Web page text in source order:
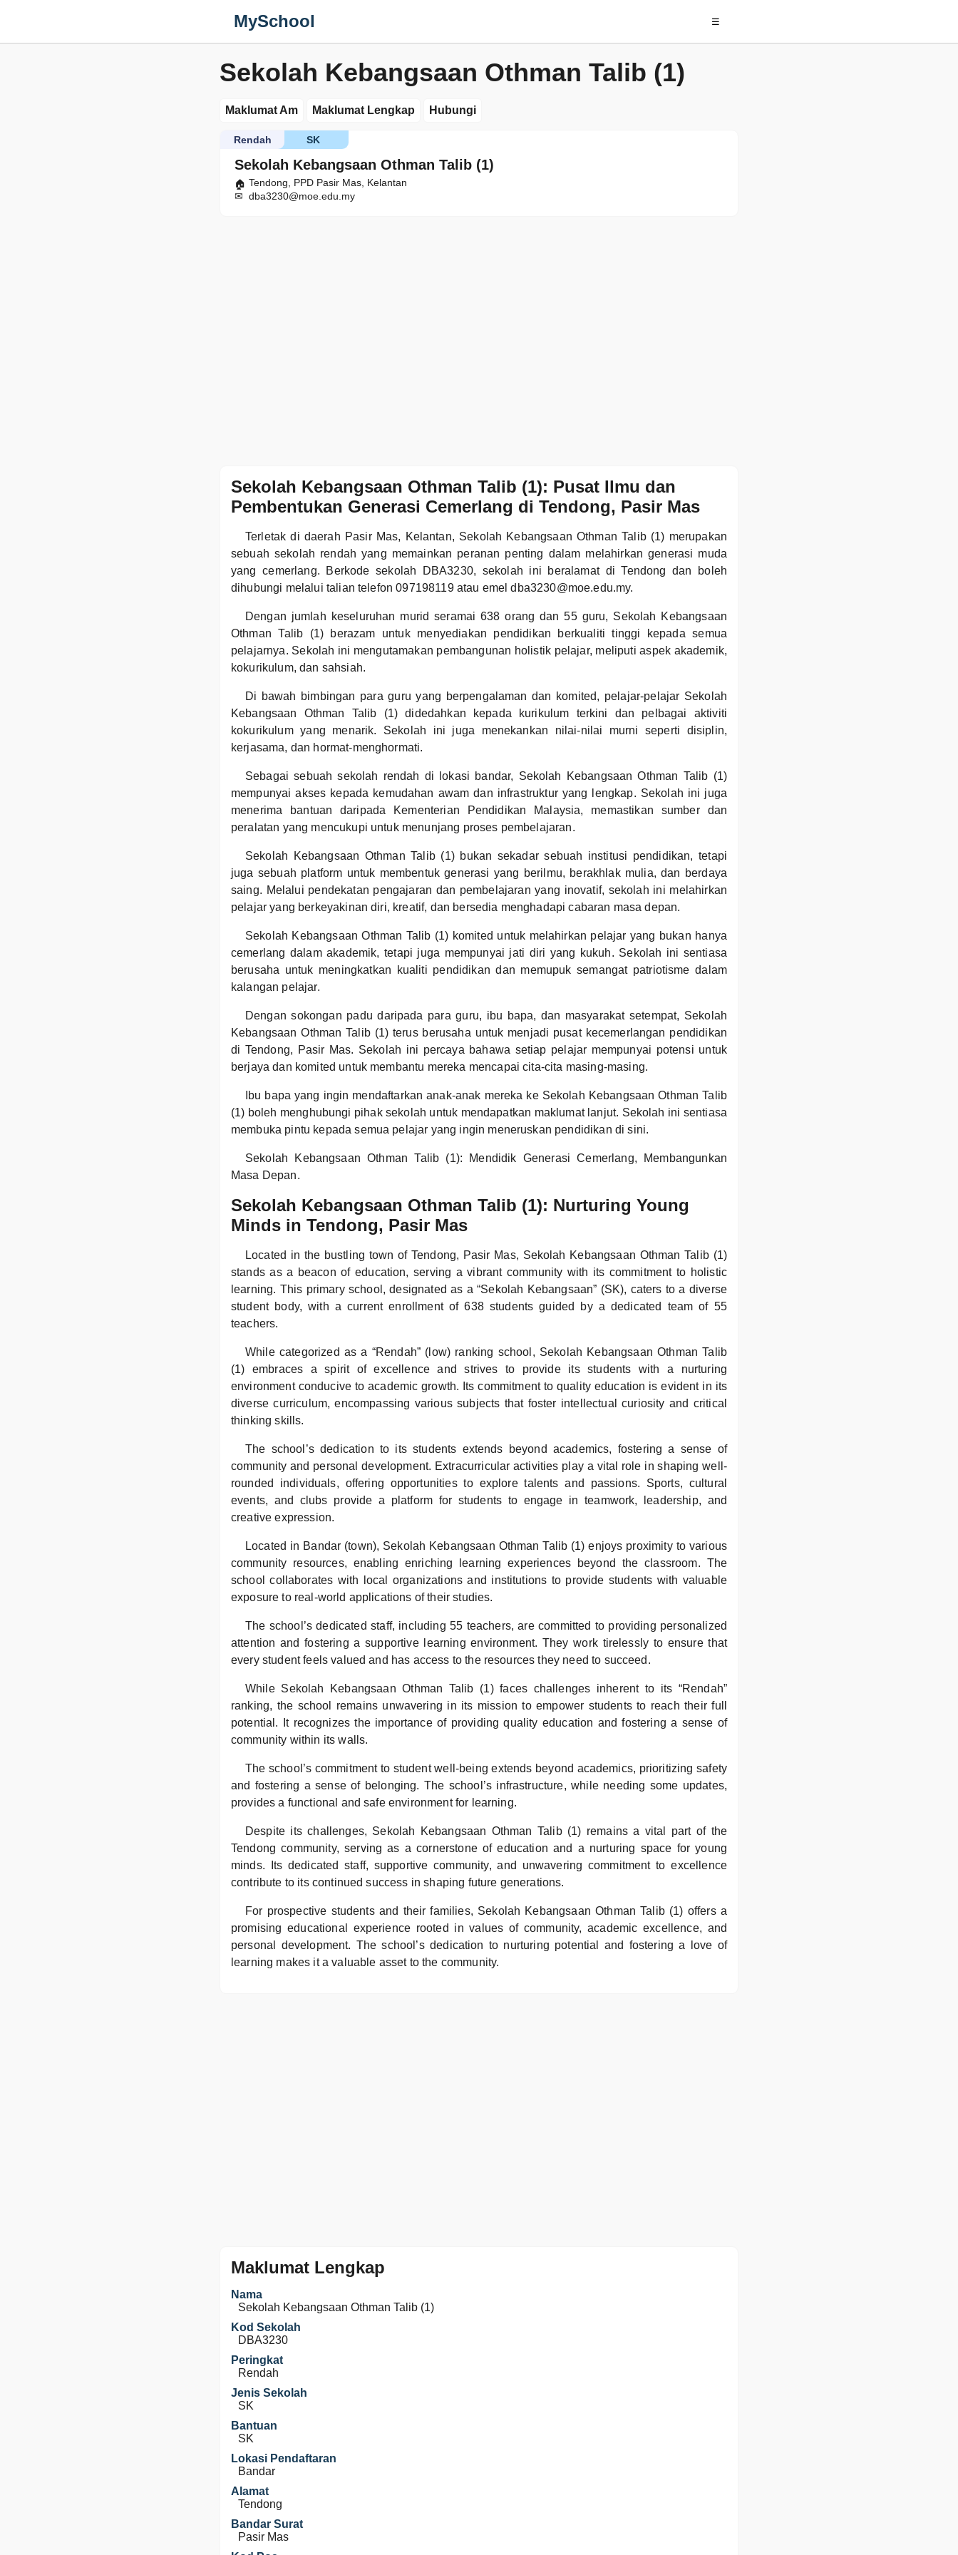
MySchool ☰
Sekolah Kebangsaan Othman Talib (1)
Maklumat Am Maklumat Lengkap Hubungi
Sekolah Kebangsaan Othman Talib (1)
SK
Rendah
Tendong, PPD Pasir Mas, Kelantan
dba3230@moe.edu.my
Sekolah Kebangsaan Othman Talib (1): Pusat Ilmu dan
Pembentukan Generasi Cemerlang di Tendong, Pasir Mas
Terletak di daerah Pasir Mas, Kelantan, Sekolah Kebangsaan Othman Talib (1) merupakan
sebuah sekolah rendah yang memainkan peranan penting dalam melahirkan generasi muda
yang cemerlang. Berkode sekolah DBA3230, sekolah ini beralamat di Tendong dan boleh
dihubungi melalui talian telefon 097198119 atau emel dba3230@moe.edu.my.
Dengan jumlah keseluruhan murid seramai 638 orang dan 55 guru, Sekolah Kebangsaan
Othman Talib (1) berazam untuk menyediakan pendidikan berkualiti tinggi kepada semua
pelajarnya. Sekolah ini mengutamakan pembangunan holistik pelajar, meliputi aspek akademik,
kokurikulum, dan sahsiah.
Di bawah bimbingan para guru yang berpengalaman dan komited, pelajar-pelajar Sekolah
Kebangsaan Othman Talib (1) didedahkan kepada kurikulum terkini dan pelbagai aktiviti
kokurikulum yang menarik. Sekolah ini juga menekankan nilai-nilai murni seperti disiplin,
kerjasama, dan hormat-menghormati.
Sebagai sebuah sekolah rendah di lokasi bandar, Sekolah Kebangsaan Othman Talib (1)
mempunyai akses kepada kemudahan awam dan infrastruktur yang lengkap. Sekolah ini juga
menerima bantuan daripada Kementerian Pendidikan Malaysia, memastikan sumber dan
peralatan yang mencukupi untuk menunjang proses pembelajaran.
Sekolah Kebangsaan Othman Talib (1) bukan sekadar sebuah institusi pendidikan, tetapi
juga sebuah platform untuk membentuk generasi yang berilmu, berakhlak mulia, dan berdaya
saing. Melalui pendekatan pengajaran dan pembelajaran yang inovatif, sekolah ini melahirkan
pelajar yang berkeyakinan diri, kreatif, dan bersedia menghadapi cabaran masa depan.
Sekolah Kebangsaan Othman Talib (1) komited untuk melahirkan pelajar yang bukan hanya
cemerlang dalam akademik, tetapi juga mempunyai jati diri yang kukuh. Sekolah ini sentiasa
berusaha untuk meningkatkan kualiti pendidikan dan memupuk semangat patriotisme dalam
kalangan pelajar.
Dengan sokongan padu daripada para guru, ibu bapa, dan masyarakat setempat, Sekolah
Kebangsaan Othman Talib (1) terus berusaha untuk menjadi pusat kecemerlangan pendidikan
di Tendong, Pasir Mas. Sekolah ini percaya bahawa setiap pelajar mempunyai potensi untuk
berjaya dan komited untuk membantu mereka mencapai cita-cita masing-masing.
Ibu bapa yang ingin mendaftarkan anak-anak mereka ke Sekolah Kebangsaan Othman Talib
(1) boleh menghubungi pihak sekolah untuk mendapatkan maklumat lanjut. Sekolah ini sentiasa
membuka pintu kepada semua pelajar yang ingin meneruskan pendidikan di sini.
Sekolah Kebangsaan Othman Talib (1): Mendidik Generasi Cemerlang, Membangunkan
Masa Depan.
Sekolah Kebangsaan Othman Talib (1): Nurturing Young
Minds in Tendong, Pasir Mas
Located in the bustling town of Tendong, Pasir Mas, Sekolah Kebangsaan Othman Talib (1)
stands as a beacon of education, serving a vibrant community with its commitment to holistic
learning. This primary school, designated as a “Sekolah Kebangsaan” (SK), caters to a diverse
student body, with a current enrollment of 638 students guided by a dedicated team of 55
teachers.
While categorized as a “Rendah” (low) ranking school, Sekolah Kebangsaan Othman Talib
(1) embraces a spirit of excellence and strives to provide its students with a nurturing
environment conducive to academic growth. Its commitment to quality education is evident in its
diverse curriculum, encompassing various subjects that foster intellectual curiosity and critical
thinking skills.
The school’s dedication to its students extends beyond academics, fostering a sense of
community and personal development. Extracurricular activities play a vital role in shaping well-
rounded individuals, offering opportunities to explore talents and passions. Sports, cultural
events, and clubs provide a platform for students to engage in teamwork, leadership, and
creative expression.
Located in Bandar (town), Sekolah Kebangsaan Othman Talib (1) enjoys proximity to various
community resources, enabling enriching learning experiences beyond the classroom. The
school collaborates with local organizations and institutions to provide students with valuable
exposure to real-world applications of their studies.
The school’s dedicated staff, including 55 teachers, are committed to providing personalized
attention and fostering a supportive learning environment. They work tirelessly to ensure that
every student feels valued and has access to the resources they need to succeed.
While Sekolah Kebangsaan Othman Talib (1) faces challenges inherent to its “Rendah”
ranking, the school remains unwavering in its mission to empower students to reach their full
potential. It recognizes the importance of providing quality education and fostering a sense of
community within its walls.
The school’s commitment to student well-being extends beyond academics, prioritizing safety
and fostering a sense of belonging. The school’s infrastructure, while needing some updates,
provides a functional and safe environment for learning.
Despite its challenges, Sekolah Kebangsaan Othman Talib (1) remains a vital part of the
Tendong community, serving as a cornerstone of education and a nurturing space for young
minds. Its dedicated staff, supportive community, and unwavering commitment to excellence
contribute to its continued success in shaping future generations.
For prospective students and their families, Sekolah Kebangsaan Othman Talib (1) offers a
promising educational experience rooted in values of community, academic excellence, and
personal development. The school’s dedication to nurturing potential and fostering a love of
learning makes it a valuable asset to the community.
Maklumat Lengkap
Nama
Sekolah Kebangsaan Othman Talib (1)
Kod Sekolah
DBA3230
Peringkat
Rendah
Jenis Sekolah
SK
Bantuan
SK
Lokasi Pendaftaran
Bandar
Alamat
Tendong
Bandar Surat
Pasir Mas